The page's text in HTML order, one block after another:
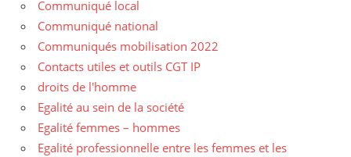
Communiqué local
Communiqué national
Communiqués mobilisation 2022
Contacts utiles et outils CGT IP
droits de l'homme
Egalité au sein de la société
Egalité femmes – hommes
Egalité professionnelle entre les femmes et les